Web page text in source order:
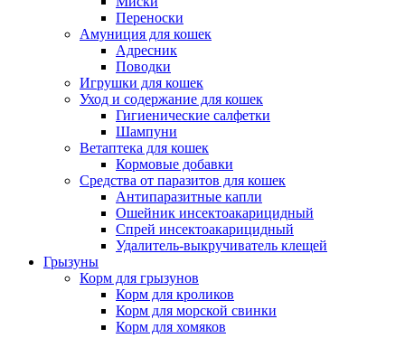
Переноски
Амуниция для кошек
Адресник
Поводки
Игрушки для кошек
Уход и содержание для кошек
Гигиенические салфетки
Шампуни
Ветаптека для кошек
Кормовые добавки
Средства от паразитов для кошек
Антипаразитные капли
Ошейник инсектоакарицидный
Спрей инсектоакарицидный
Удалитель-выкручиватель клещей
Грызуны
Корм для грызунов
Корм для кроликов
Корм для морской свинки
Корм для хомяков